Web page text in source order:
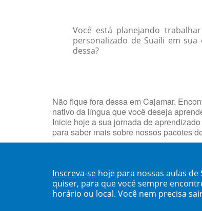
Você está planejando
personalizado de Suaíli em
dessa?
Não fique fora dessa em Cajamar.
nativo da língua que você deseja
Inicie hoje a sua jornada de
para saber mais sobre nossos pacotes
Inscreva-se hoje para nossas aulas de
quiser, para que você sempre
horário ou local. Você nem precisa